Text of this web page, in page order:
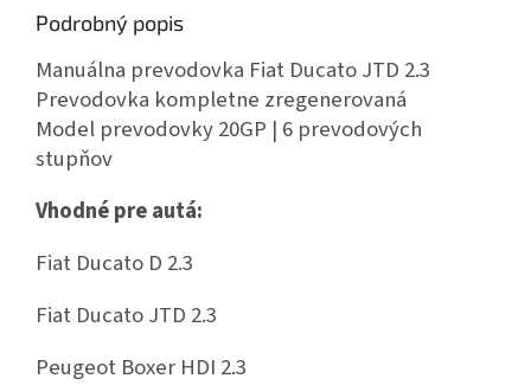
Podrobný popis
Manuálna prevodovka Fiat Ducato JTD 2.3
Prevodovka kompletne zregenerovaná
Model prevodovky 20GP | 6 prevodových
stupňov
Vhodné pre autá:
Fiat Ducato D 2.3
Fiat Ducato JTD 2.3
Peugeot Boxer HDI 2.3